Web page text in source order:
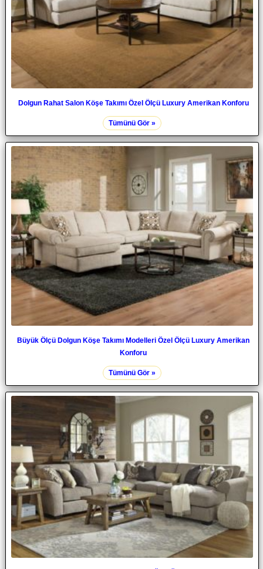
Dolgun Rahat Salon Köşe Takımı Özel Ölçü Luxury Amerikan Konforu
Tümünü Gör »
Büyük Ölçü Dolgun Köşe Takımı Modelleri Özel Ölçü Luxury Amerikan
Konforu
Tümünü Gör »